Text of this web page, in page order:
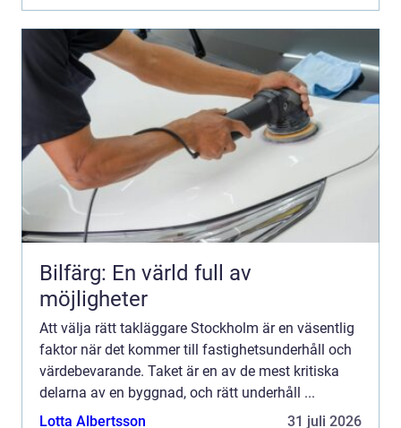
Bilfärg: En värld full av
möjligheter
Att välja rätt takläggare Stockholm är en väsentlig
faktor när det kommer till fastighetsunderhåll och
värdebevarande. Taket är en av de mest kritiska
delarna av en byggnad, och rätt underhåll ...
Lotta Albertsson
31 juli 2026